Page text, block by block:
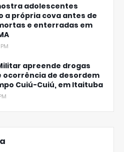
adolescentes
a própria cova antes de
e enterradas em
apreende drogas
ocorrência de desordem
Cuiú-Cuiú, em Itaituba